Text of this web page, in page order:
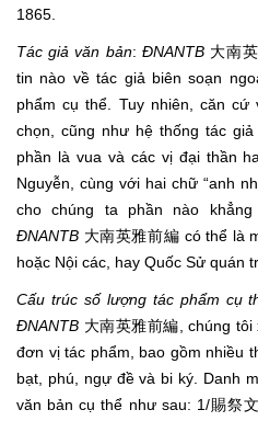
1865.
Tác giả văn bản: ĐNANTB大南英
tin nào về tác giả biên soạn
phẩm cụ thể. Tuy nhiên, căn
chọn, cũng như hệ thống tác
phần là vua và các vị đại thần
Nguyễn, cùng với hai chữ “anh
cho chúng ta phần nào
ĐNANTB 大南英雅前編 có thể là
hoặc Nội các, hay Quốc Sử quán
Cấu trúc số lượng tác phẩm cụ
ĐNANTB 大南英雅前編, chúng
đơn vị tác phẩm, bao gồm nhiều
bạt, phú, ngự đề và bi ký. Danh
văn bản cụ thể như sau: 1/賜祭